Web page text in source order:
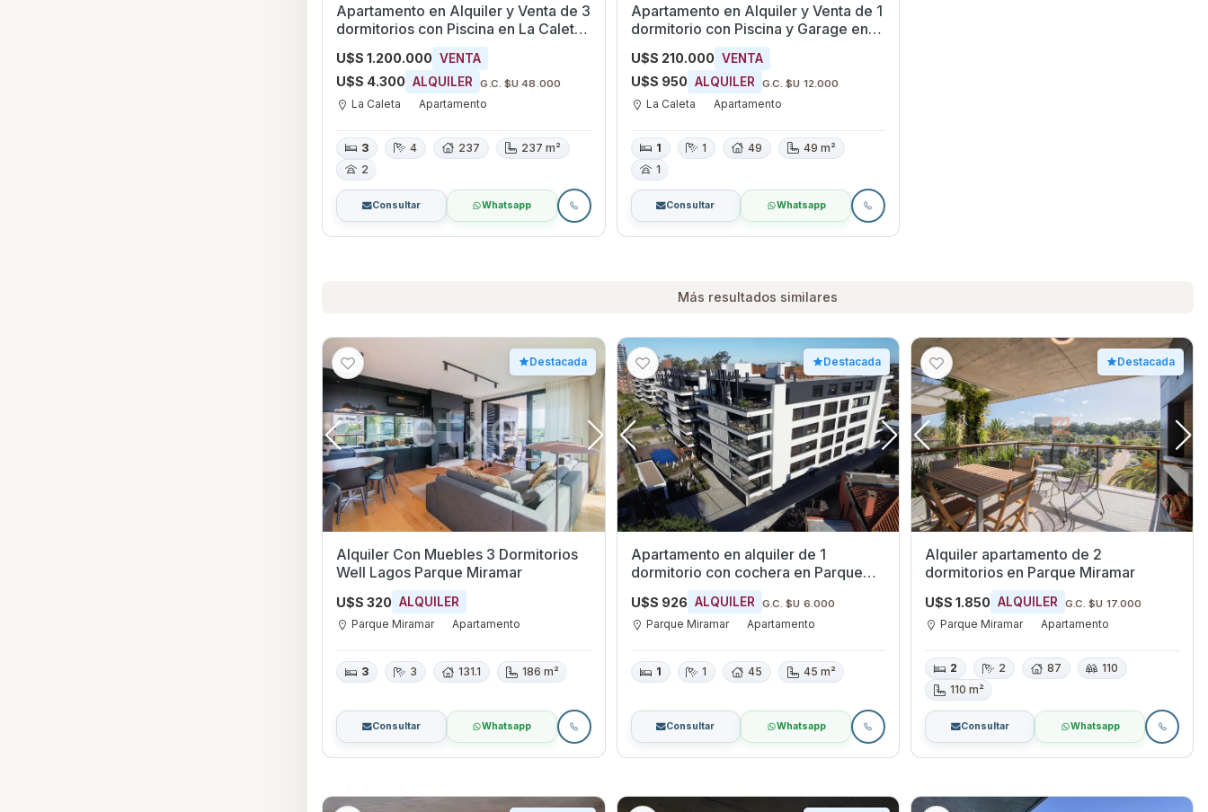
Apartamento en Alquiler y Venta de 3
dormitorios con Piscina en La Caleta,
U$S 1.200.000 VENTA
U$S 4.300 ALQUILER G.C. $U 48.000
La Caleta Apartamento
3 4 237
237 m²
2
Consultar Whatsapp
Apartamento en Alquiler y Venta de 1
dormitorio con Piscina y Garage en
La Caleta, Canelones
U$S 210.000 VENTA
U$S 950 ALQUILER G.C. $U 12.000
La Caleta Apartamento
1 1 49
49 m²
1
Consultar Whatsapp
Más resultados similares
Destacada
Alquiler Con Muebles 3 Dormitorios
Well Lagos Parque Miramar
U$S 320 ALQUILER
Parque Miramar Apartamento
3 3 131.1 186 m²
Consultar Whatsapp
Destacada
Apartamento en alquiler de 1
dormitorio con cochera en Parque
Miramar, Canelones
U$S 926 ALQUILER G.C. $U 6.000
Parque Miramar Apartamento
1 1 45 45 m²
Consultar Whatsapp
Destacada
Alquiler apartamento de 2
dormitorios en Parque Miramar
U$S 1.850 ALQUILER G.C. $U 17.000
Parque Miramar Apartamento
2 2 87
110
110 m²
Consultar Whatsapp